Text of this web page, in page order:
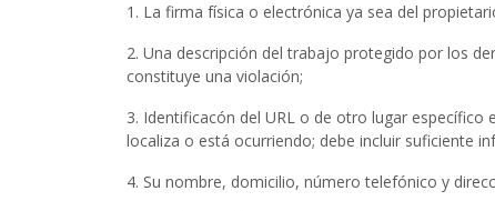
1. La firma física o electrónica ya sea del
2. Una descripción del trabajo protegido por los
constituye una violación;
3. Identificacón del URL o de otro lugar
localiza o está ocurriendo; debe incluir suficiente
4. Su nombre, domicilio, número telefónico y